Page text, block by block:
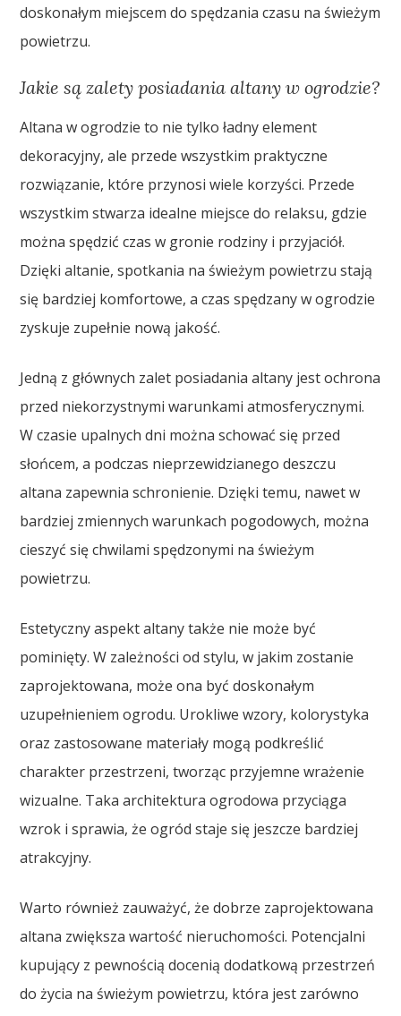
doskonałym miejscem do spędzania czasu na świeżym
powietrzu.
Jakie są zalety posiadania altany w ogrodzie?
Altana w ogrodzie to nie tylko ładny element
dekoracyjny, ale przede wszystkim praktyczne
rozwiązanie, które przynosi wiele korzyści. Przede
wszystkim stwarza idealne miejsce do relaksu, gdzie
można spędzić czas w gronie rodziny i przyjaciół.
Dzięki altanie, spotkania na świeżym powietrzu stają
się bardziej komfortowe, a czas spędzany w ogrodzie
zyskuje zupełnie nową jakość.
Jedną z głównych zalet posiadania altany jest ochrona
przed niekorzystnymi warunkami atmosferycznymi.
W czasie upalnych dni można schować się przed
słońcem, a podczas nieprzewidzianego deszczu
altana zapewnia schronienie. Dzięki temu, nawet w
bardziej zmiennych warunkach pogodowych, można
cieszyć się chwilami spędzonymi na świeżym
powietrzu.
Estetyczny aspekt altany także nie może być
pominięty. W zależności od stylu, w jakim zostanie
zaprojektowana, może ona być doskonałym
uzupełnieniem ogrodu. Urokliwe wzory, kolorystyka
oraz zastosowane materiały mogą podkreślić
charakter przestrzeni, tworząc przyjemne wrażenie
wizualne. Taka architektura ogrodowa przyciąga
wzrok i sprawia, że ogród staje się jeszcze bardziej
atrakcyjny.
Warto również zauważyć, że dobrze zaprojektowana
altana zwiększa wartość nieruchomości. Potencjalni
kupujący z pewnością docenią dodatkową przestrzeń
do życia na świeżym powietrzu, która jest zarówno